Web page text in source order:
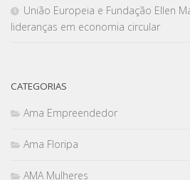
União Europeia e Fundação Ellen
lideranças em economia circular
CATEGORIAS
Ama Empreendedor
Ama Floripa
AMA Mulheres